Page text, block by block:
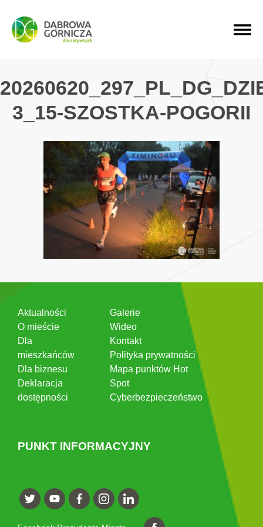
PRZEJDŹ DO MENU GŁÓWNEGO
PRZEJDŹ DO WYSZUKIWARKI
PRZEJDŹ DO TREŚCI
3_15-SZOSTKA-POGORII
Aktualności
O mieście
Dla
mieszkańców
Dla biznesu
Deklaracja
dostępności
Galerie
Wideo
Kontakt
Polityka prywatności
Mapa punktów Hot
Spot
Cyberbezpieczeństwo
PUNKT INFORMACYJNY